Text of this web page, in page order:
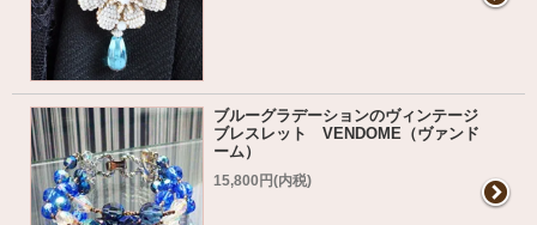
ブルーグラデーションのヴィンテージ
ブレスレット VENDOME（ヴァンド
ーム）
15,800円(内税)